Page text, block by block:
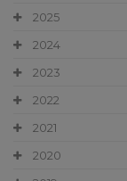
2025
2024
2023
2022
2021
2020